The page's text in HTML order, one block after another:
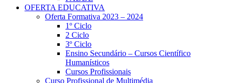
OFERTA EDUCATIVA
Oferta Formativa 2023 – 2024
1º Ciclo
2 Ciclo
3º Ciclo
Ensino Secundário – Cursos Científico
Humanísticos
Cursos Profissionais
Curso Profissional de Multimédia